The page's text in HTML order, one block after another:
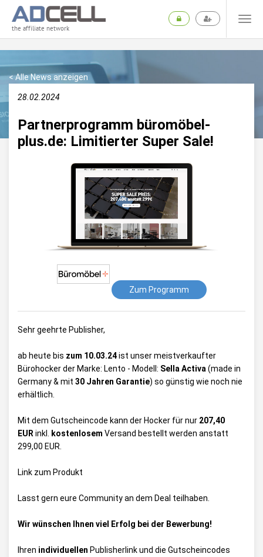
the affiliate network
< Alle News anzeigen
28.02.2024
Partnerprogramm büromöbel-
plus.de: Limitierter Super Sale!
Zum Programm
Sehr geehrte Publisher,
ab heute bis zum 10.03.24ist unser meistverkaufter
Bürohocker der Marke: Lento - Modell: Sella Activa (made in
Germany & mit 30 Jahren Garantie) so günstig wie noch nie
erhältlich.
Mit dem Gutscheincode kann der Hocker für nur 207,40
EUR inkl. kostenlosem Versand bestellt werden anstatt
299,00 EUR.
Link zum Produkt
Lasst gern eure Community an dem Deal teilhaben.
Wir wünschen Ihnen viel Erfolg bei der Bewerbung!
Ihren individuellen Publisherlink und die Gutscheincodes